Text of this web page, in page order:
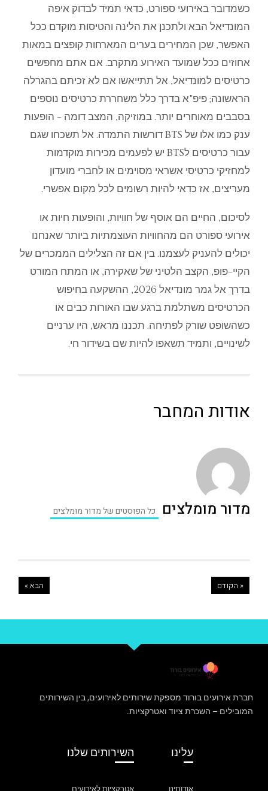
כשמדובר באירועי ספורט, כדאי תמיד לבדוק איפה
המונדיאל הבא ולתכנן את הלינה והטיסות מוקדם ככל
האפשר, שכן המחירים בערים המארחות קופצים במאות
אחוזים ככל שמועד האירוע מתקרב. אם אתם מחפשים
כרטיסים למונדיאל, אל תתייאשו אם לא זכיתם בהגרלה
הראשונה; פיפ"א בדרך כלל משחררת כרטיסים נוספים
בסבבים מאוחרים יותר. במוזיקה, המצב דומה – הופעות
ענק כמו אלו של BTS דורשות התמדה. אל תשכחו שגם
עבור כרטיסים לBTS יש לפעמים מכירות מוקדמות
למחזיקי כרטיסי אשראי מסוימים או לחברי מועדון
מעריצים, אז כדאי להיות רשומים לכל מקום אפשרי.
לסיכום, החיים הם אוסף של חוויות, והופעות חיות או
אירועי ספורט הם מהחוויות העוצמתיות ביותר שאנחנו
יכולים להעניק לעצמנו. בין אם זה הצלילים הממכרים של
הקיי–פופ, הקצב הלטיני של שאקירה, או המתח המורט
בדרך אל גמר מונדיאל ההשקעה בחיפוש
הכרטיסים משתלמת ברגע שבו האורות כבים או
כשהשופט שורק לפתיחה. תכננו מראש, היו ערניים
לשינויים, ותמיד תשאפו להיות שם בשידור חי.
אודות המחבר
מדור מומלצים כל הפוסטים של מדור מומלצים
« הקודם הבא »
חברת אירועים בורוד מספקת שירותים לאירועים, בין השירותים
המובילים – השכרת ציוד ואטרקציות.
עלינו
אודותינו
השירותים שלנו
אטרקציות לאירועים